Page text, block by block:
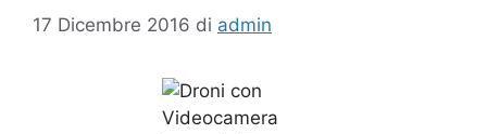
17 Dicembre 2016 di admin